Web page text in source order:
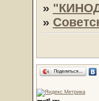
»
»
Поделиться…